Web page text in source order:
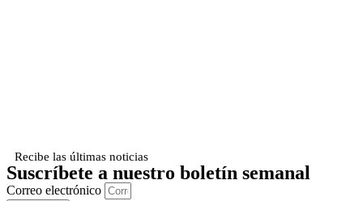
Recibe las últimas noticias
Suscríbete a nuestro boletín semanal
Correo electrónico